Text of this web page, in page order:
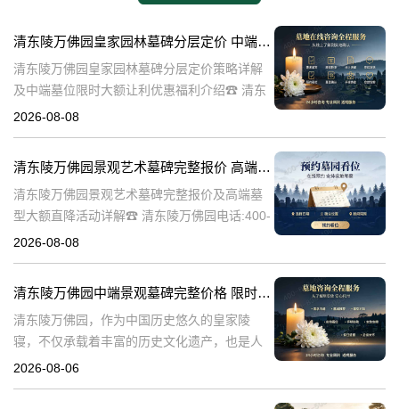
清东陵万佛园皇家园林墓碑分层定价 中端墓位限时大额让利详解及优惠福利
清东陵万佛园皇家园林墓碑分层定价策略详解
及中端墓位限时大额让利优惠福利介绍☎ 清东
陵万佛园电话:400-838-5063清东陵万佛园，作
2026-08-08
清东陵万佛园景观艺术墓碑完整报价 高端墓型大额直降活动详解
清东陵万佛园景观艺术墓碑完整报价及高端墓
型大额直降活动详解☎ 清东陵万佛园电话:400-
838-5063清东陵万佛园，作为中国历史悠久的
2026-08-08
清东陵万佛园中端景观墓碑完整价格 限时减免多年管理费详解
清东陵万佛园，作为中国历史悠久的皇家陵
寝，不仅承载着丰富的历史文化遗产，也是人
们缅怀先人、寄托哀思的重要场所。近年来，
2026-08-06